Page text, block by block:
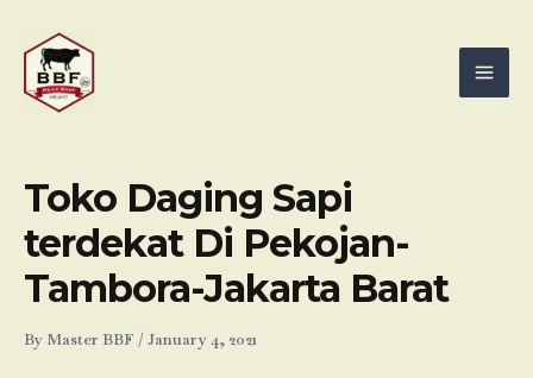
content
Toko Daging Sapi
terdekat Di Pekojan-
Tambora-Jakarta Barat
By Master BBF /January 4, 2021